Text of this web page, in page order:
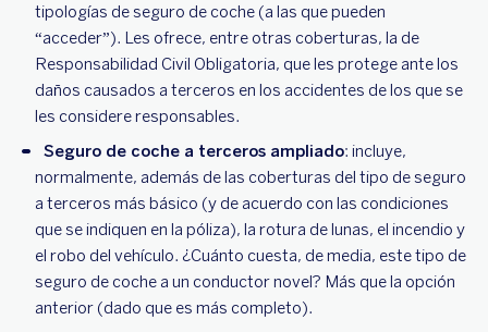
tipologías de seguro de coche (a las que pueden
“acceder”). Les ofrece, entre otras coberturas, la de
Responsabilidad Civil Obligatoria, que les protege ante los
daños causados a terceros en los accidentes de los que se
les considere responsables.
Seguro de coche a terceros ampliado: incluye,
normalmente, además de las coberturas del tipo de seguro
a terceros más básico (y de acuerdo con las condiciones
que se indiquen en la póliza), la rotura de lunas, el incendio y
el robo del vehículo. ¿Cuánto cuesta, de media, este tipo de
seguro de coche a un conductor novel? Más que la opción
anterior (dado que es más completo).